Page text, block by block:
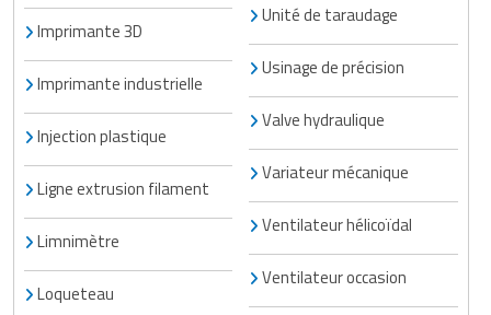
Imprimante 3D
Imprimante industrielle
Injection plastique
Ligne extrusion filament
Limnimètre
Loqueteau
Unité de taraudage
Usinage de précision
Valve hydraulique
Variateur mécanique
Ventilateur hélicoïdal
Ventilateur occasion